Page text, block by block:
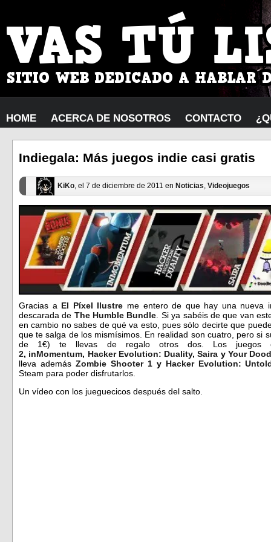
HOME ACERCA DE NOSOTROS CONTACTO
Indiegala: Más juegos indie casi gratis
KiKo, el 7 de diciembre de 2011 en Noticias, Videojuegos
Gracias a El Píxel Ilustre me entero de que hay una nueva
descarada de The Humble Bundle . Si ya sabéis de que van
en cambio no sabes de qué va esto, pues sólo decirte que
que te salga de los mismísimos. En realidad son cuatro, pero si
de 1€) te llevas de regalo otros dos. Los juegos
2, inMomentum, Hacker Evolution: Duality,Saira y Your
lleva además Zombie Shooter 1y Hacker Evolution:
Steam para poder disfrutarlos.
Un vídeo con los jueguecicos después del salto.